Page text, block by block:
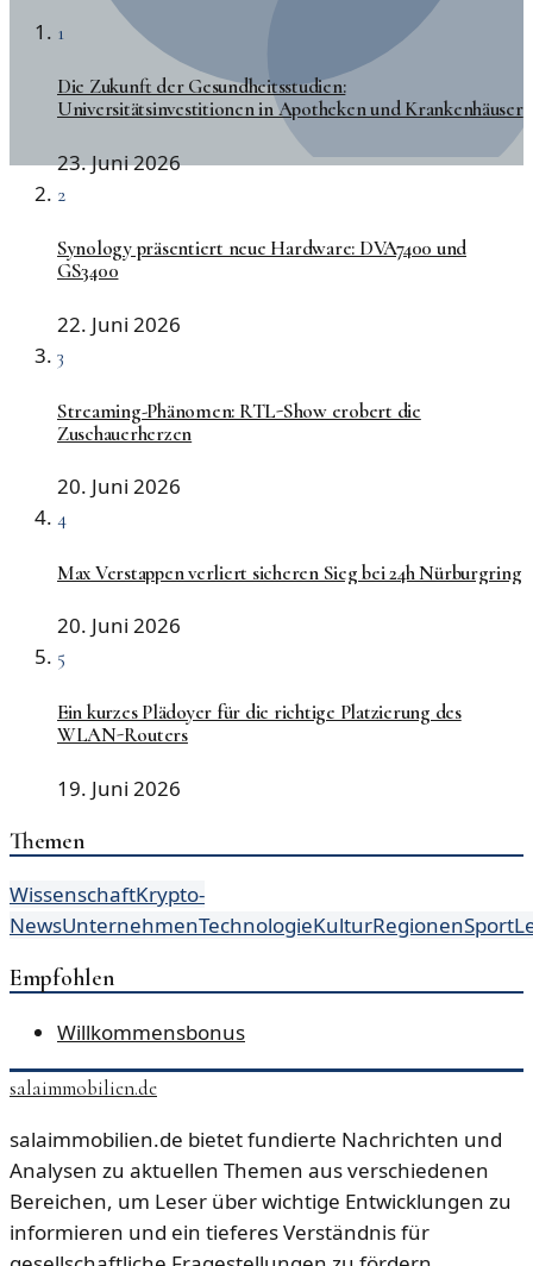
1
Die Zukunft der Gesundheitsstudien:
Universitätsinvestitionen in Apotheken und Krankenhäuser
23. Juni 2026
2
Synology präsentiert neue Hardware: DVA7400 und
GS3400
22. Juni 2026
3
Streaming-Phänomen: RTL-Show erobert die
Zuschauerherzen
20. Juni 2026
4
Max Verstappen verliert sicheren Sieg bei 24h Nürburgring
20. Juni 2026
5
Ein kurzes Plädoyer für die richtige Platzierung des
WLAN-Routers
19. Juni 2026
Themen
WissenschaftKrypto-
NewsUnternehmenTechnologieKulturRegionenSport
Empfohlen
Willkommensbonus
salaimmobilien.de
salaimmobilien.de bietet fundierte Nachrichten und
Analysen zu aktuellen Themen aus verschiedenen
Bereichen, um Leser über wichtige Entwicklungen zu
informieren und ein tieferes Verständnis für